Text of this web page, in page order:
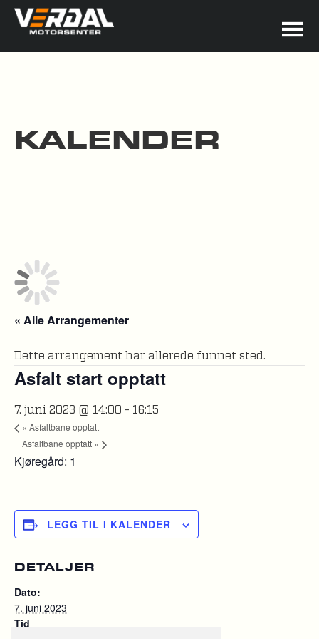
KALENDER
« Alle Arrangementer
Dette arrangement har allerede funnet sted.
Asfalt start opptatt
7. juni 2023 @ 14:00 - 16:15
« Asfaltbane opptatt
Asfaltbane opptatt »
Kjøregård: 1
LEGG TIL I KALENDER
DETALJER
Dato:
7. juni 2023
Tid